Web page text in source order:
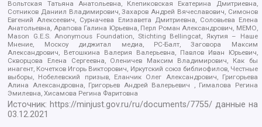
Вольтская Татьяна Анатольевна, Клепиковская Екатерина Дмитриевна,
Сотников Даниил Владимирович, Захаров Андрей Вячеславович, Симонов
Евгений Алексеевич, Сурначева Елизавета Дмитриевна, Соловьева Елена
Анатольевна, Арапова Галина Юрьевна, Перл Роман Александрович, МЕМО,
Mason G.E.S. Anonymous Foundation, Stichting Bellingcat, Якутия – Наше
Мнение, Москоу диджитал медиа, РС-Балт, Заговора Максим
Александрович, Ветошкина Валерия Валерьевна, Павлов Иван Юрьевич,
Скворцова Елена Сергеевна, Оленичев Максим Владимирович, Как бы
инагент, Кочетков Игорь Викторович, Иркутский союз библиофилов, Честные
выборы, Нобелевский призыв, Еланчик Олег Александрович, Григорьева
Алина Александровна, Григорьев Андрей Валерьевич , Гималова Регина
Эмилевна, Хисамова Регина Фаритовна
Источник: https://minjust.gov.ru/ru/documents/7755/ данные на
03.12.2021